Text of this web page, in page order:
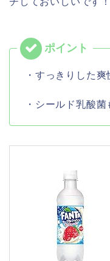
・すっきりした
・シールド乳酸菌